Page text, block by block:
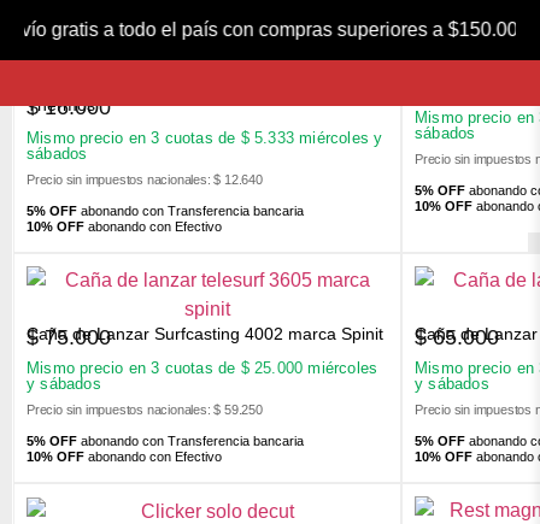
FILTROS
Thermos
$16.000
Mismo precio en 3 cuotas de $5.333 miércoles y
sábados
Precio sin impuestos nacionales: $ 12.640
5% OFF abonando con Transferencia bancaria
10% OFF abonando con Efectivo
Mismo precio
sábados
Precio sin impuestos
5% OFF abonando
10% OFF abonando
Caña de Lanzar Surfcasting 4002 marca Spinit
$75.000
Mismo precio en 3 cuotas de $25.000 miércoles
y sábados
Precio sin impuestos nacionales: $ 59.250
5% OFF abonando con Transferencia bancaria
10% OFF abonando con Efectivo
Caña de
$65.000
Mismo precio
y sábados
Precio sin impuestos
5% OFF abonando
10% OFF abonando
gratis a todo el país con compras superiores a